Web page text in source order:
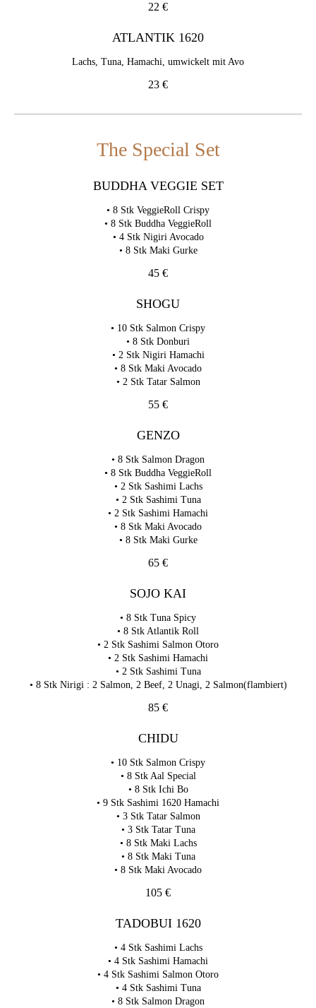
22 €
ATLANTIK 1620
Lachs, Tuna, Hamachi, umwickelt mit Avo
23 €
The Special Set
BUDDHA VEGGIE SET
• 8 Stk VeggieRoll Crispy
• 8 Stk Buddha VeggieRoll
• 4 Stk Nigiri Avocado
• 8 Stk Maki Gurke
45 €
SHOGU
• 10 Stk Salmon Crispy
• 8 Stk Donburi
• 2 Stk Nigiri Hamachi
• 8 Stk Maki Avocado
• 2 Stk Tatar Salmon
55 €
GENZO
• 8 Stk Salmon Dragon
• 8 Stk Buddha VeggieRoll
• 2 Stk Sashimi Lachs
• 2 Stk Sashimi Tuna
• 2 Stk Sashimi Hamachi
• 8 Stk Maki Avocado
• 8 Stk Maki Gurke
65 €
SOJO KAI
• 8 Stk Tuna Spicy
• 8 Stk Atlantik Roll
• 2 Stk Sashimi Salmon Otoro
• 2 Stk Sashimi Hamachi
• 2 Stk Sashimi Tuna
• 8 Stk Nirigi : 2 Salmon, 2 Beef, 2 Unagi, 2 Salmon(flambiert)
85 €
CHIDU
• 10 Stk Salmon Crispy
• 8 Stk Aal Special
• 8 Stk Ichi Bo
• 9 Stk Sashimi 1620 Hamachi
• 3 Stk Tatar Salmon
• 3 Stk Tatar Tuna
• 8 Stk Maki Lachs
• 8 Stk Maki Tuna
• 8 Stk Maki Avocado
105 €
TADOBUI 1620
• 4 Stk Sashimi Lachs
• 4 Stk Sashimi Hamachi
• 4 Stk Sashimi Salmon Otoro
• 4 Stk Sashimi Tuna
• 8 Stk Salmon Dragon